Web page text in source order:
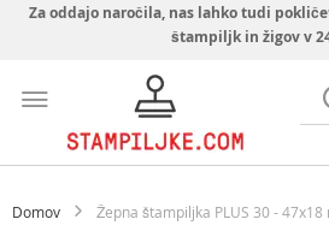
Za oddajo naročila, nas lahko tudi
štampiljk in žigov v
Domov Žepna štampiljka PLUS 30 - 47x18